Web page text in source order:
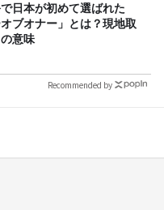
日本が初めて選ばれた
オブオナー」とは？現地取
意味
Recommended by